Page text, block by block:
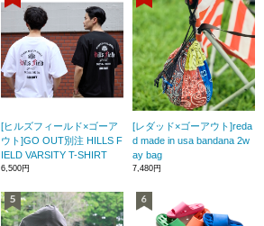
[ヒルズフィールド×ゴーア
ウト]GO OUT別注 HILLS F
IELD VARSITY T-SHIRT
6,500円
[レダッド×ゴーアウト]reda
d made in usa bandana 2w
ay bag
7,480円